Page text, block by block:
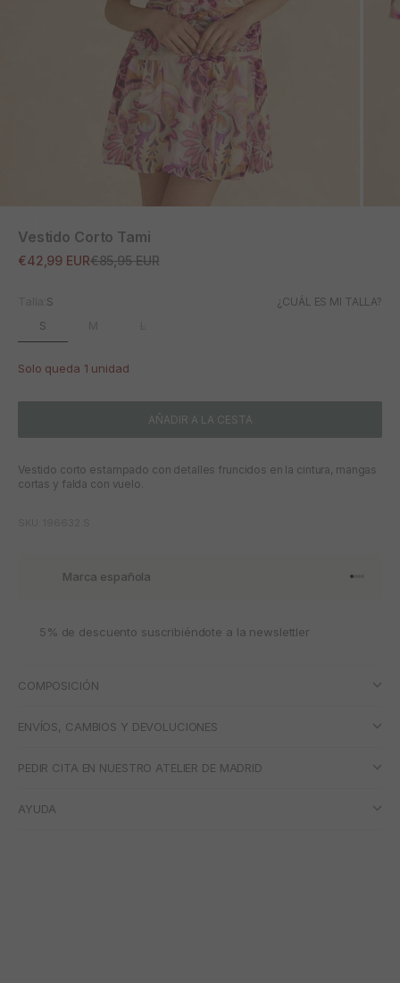
Vestido Corto Tami
Precio de oferta
€42,99 EURPrecio normal
€85,95 EUR
S ¿CUÁL ES MI TALLA?
S
Solo queda 1 unidad
AÑADIR A LA CESTA
Vestido corto estampado con detalles fruncidos en la cintura, mangas
cortas y falda con vuelo.
Marca española Ir al
Ir al
5% de descuento suscribiéndote a la newslettler
COMPOSICIÓN
ENVÍOS, CAMBIOS Y DEVOLUCIONES
PEDIR CITA EN NUESTRO ATELIER DE MADRID
AYUDA